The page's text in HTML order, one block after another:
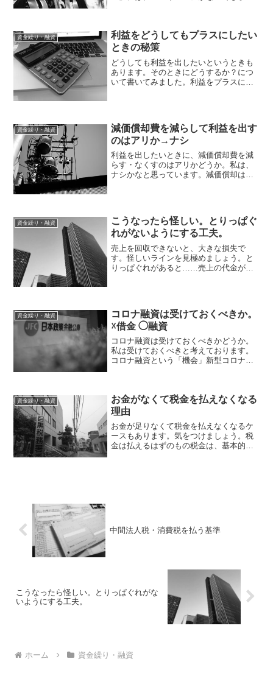
のではないでしょうか。しかし...
資金繰り・融資
利益をどうしてもプラスにしたい
ときの秘策
どうしても利益を出したいというときも
あります。そのときにどうするか？につ
いて書いてみました。利益をプラスにし
資金繰り・融資
減価償却費を減らして利益を出す
のはアリか→ナシ
利益を出したいときに、減価償却費を減
らす・なくすのはアリかどうか。私は、
ナシかなと思っています。減価償却は任
からです。ただ、法人の場...
資金繰り・融資
こうなったら怪しい。とりっぱぐ
れがないようにする工夫。
売上を回収できないと、大きな損失で
す。怪しいラインを見極めましょう。と
りっぱぐれがあると……売上の代金が回
資金繰り・融資
コロナ融資は受けておくべきか。
☓借金 ◯融資
コロナ融資は受けておくべきかどうか。
私は受けておくべきと考えております。
コロナ融資という「機会」新型コロナウ
件（期間、利率）も有利に...
資金繰り・融資
お金がなくて税金を払えなくなる
理由
お金が足りなくて税金を払えなくなるケ
ースもあります。気をつけましょう。税
金は払えるはずのもの税金は、基本的
中間法人税・消費税を払う基準
こうなったら怪しい。とりっぱぐれがな
いようにする工夫。
ホーム 資金繰り・融資